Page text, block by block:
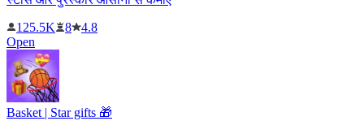
125.5K
8
4.8
Open
Basket | Star gifts 🎁